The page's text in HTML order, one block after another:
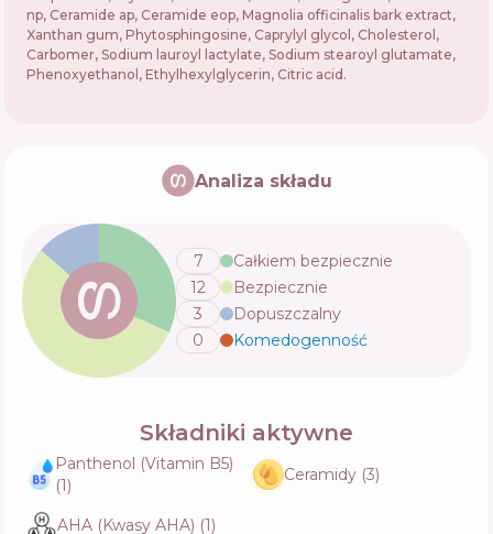
np, Ceramide ap, Ceramide eop, Magnolia officinalis bark extract,
Xanthan gum, Phytosphingosine, Caprylyl glycol, Cholesterol,
Carbomer, Sodium lauroyl lactylate, Sodium stearoyl glutamate,
Phenoxyethanol, Ethylhexylglycerin, Citric acid.
Analiza składu
7
Całkiem bezpiecznie
12
Bezpiecznie
3
Dopuszczalny
0
Komedogenność
Składniki aktywne
Panthenol (Vitamin B5)
(1)
Ceramidy (3)
AHA (Kwasy AHA) (1)